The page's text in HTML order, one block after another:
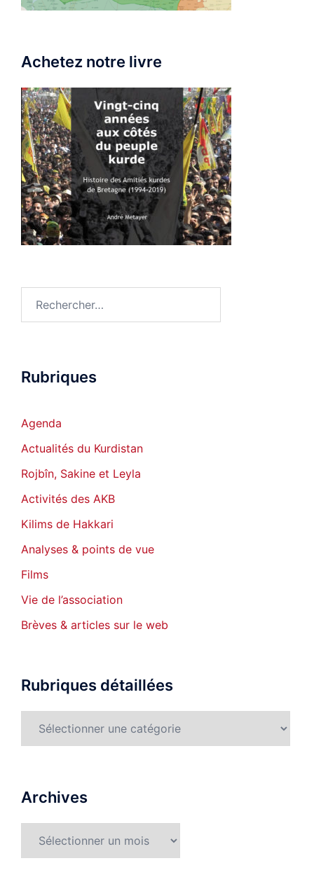
Achetez notre livre
Rubriques
Agenda
Actualités du Kurdistan
Rojbîn, Sakine et Leyla
Activités des AKB
Kilims de Hakkari
Analyses & points de vue
Films
Vie de l’association
Brèves & articles sur le web
Rubriques détaillées
Archives